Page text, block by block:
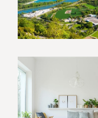
vente de biens
immobilièreet
Quelle que soit
votre disposition
connaissance
La Motte-Servolex,